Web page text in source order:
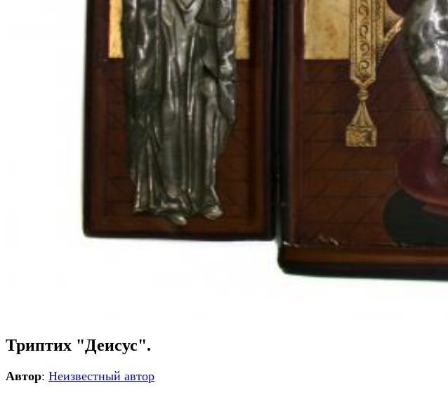
Триптих "Деисус".
Автор: Неизвестный автор